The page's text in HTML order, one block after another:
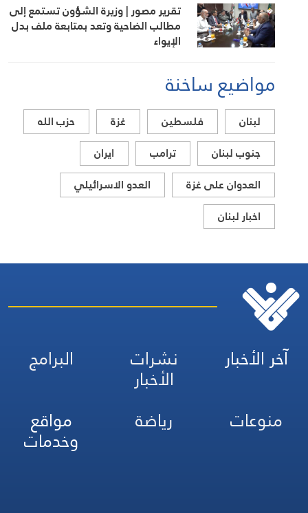
تقرير مصور | وزيرة الشؤون تستمع إلى
مطالب الضاحية وتعد بمتابعة ملف بدل
الإيواء
مواضيع ساخنة
لبنان فلسطين غزة
حزب الله
جنوب لبنان
ترامب
ايران
العدوان على غزة
العدو الاسرائيلي
اخبار لبنان
آخر الأخبار نشرات
الأخبار
البرامج
منوعات
رياضة مواقع
وخدمات